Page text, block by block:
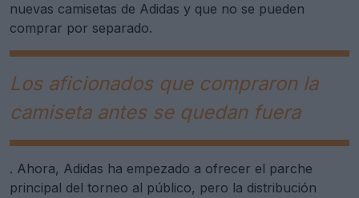
nuevas camisetas de Adidas y que no se pueden
comprar por separado.
Los aficionados que compraron la
camiseta antes se quedan fuera
. Ahora, Adidas ha empezado a ofrecer el parche
principal del torneo al público, pero la distribución